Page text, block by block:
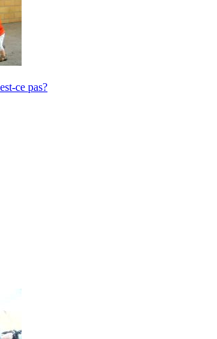
ce pas?